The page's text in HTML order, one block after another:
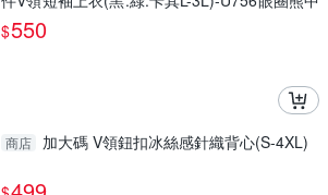
大尺碼
$550
商店 加大碼 V領鈕扣冰絲感針織背心(S-4XL)